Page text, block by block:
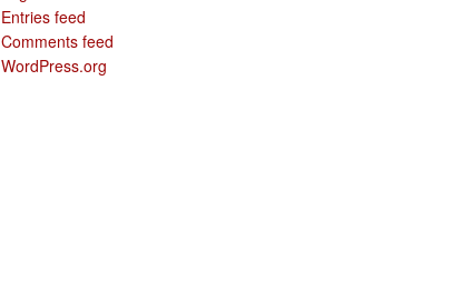
Entries feed
Comments feed
WordPress.org